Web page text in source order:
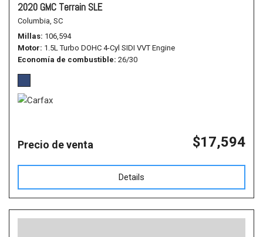
2020 GMC Terrain SLE
Columbia, SC
Millas 106,594
Motor 1.5L Turbo DOHC 4-Cyl SIDI VVT Engine
Economía de combustible 26/30
Precio de venta $17,594
Details